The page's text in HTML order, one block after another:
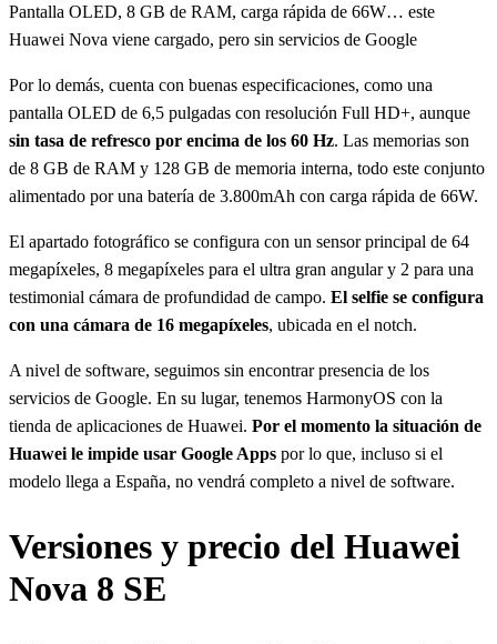
Pantalla OLED, 8 GB de RAM, carga rápida de 66W… este
Huawei Nova viene cargado, pero sin servicios de Google
Por lo demás, cuenta con buenas especificaciones, como una
pantalla OLED de 6,5 pulgadas con resolución Full HD+, aunque
sin tasa de refresco por encima de los 60 Hz. Las memorias son
de 8 GB de RAM y 128 GB de memoria interna, todo este conjunto
alimentado por una batería de 3.800mAh con carga rápida de 66W.
El apartado fotográfico se configura con un sensor principal de 64
megapíxeles, 8 megapíxeles para el ultra gran angular y 2 para una
testimonial cámara de profundidad de campo. El selfie se configura
con una cámara de 16 megapíxeles, ubicada en el notch.
A nivel de software, seguimos sin encontrar presencia de los
servicios de Google. En su lugar, tenemos HarmonyOS con la
tienda de aplicaciones de Huawei. Por el momento la situación de
Huawei le impide usar Google Apps por lo que, incluso si el
modelo llega a España, no vendrá completo a nivel de software.
Versiones y precio del Huawei
Nova 8 SE